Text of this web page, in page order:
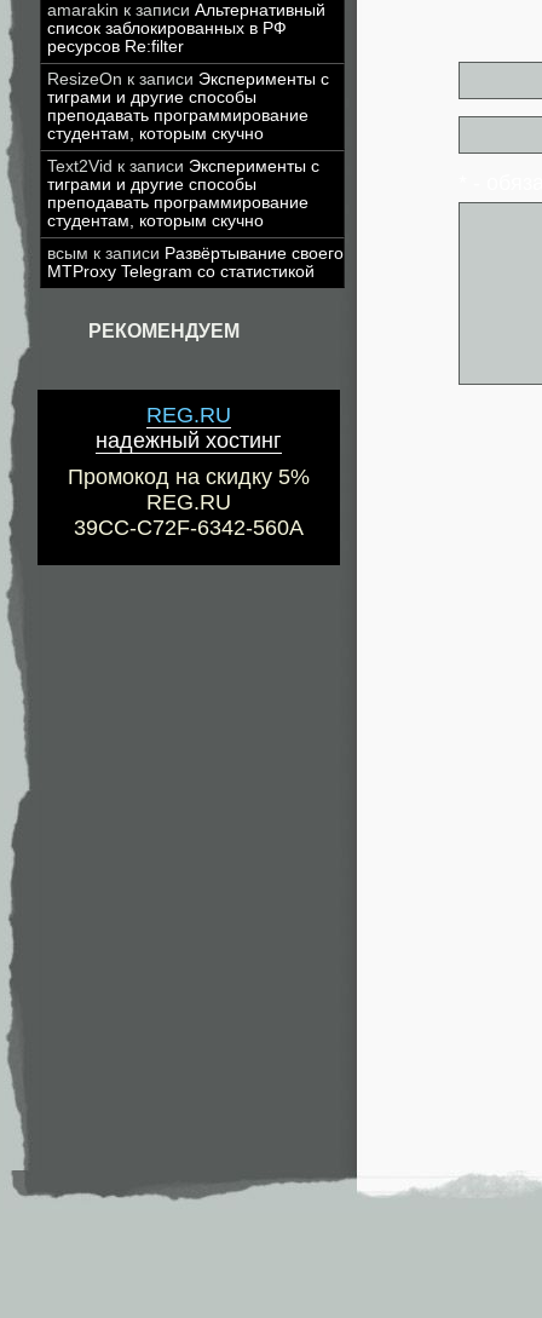
amarakin к записи Альтернативный
список заблокированных в РФ
ресурсов Re:filter
ResizeOn к записи Эксперименты с
тиграми и другие способы
преподавать программирование
студентам, которым скучно
Text2Vid к записи Эксперименты с
тиграми и другие способы
преподавать программирование
студентам, которым скучно
всым к записи Развёртывание своего
MTProxy Telegram со статистикой
РЕКОМЕНДУЕМ
REG.RU
надежный хостинг
Промокод на скидку 5%
REG.RU
39CC-C72F-6342-560A